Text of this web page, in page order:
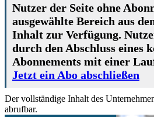
Nutzer der Seite ohne
ausgewählte Bereich aus
Inhalt zur Verfügung.
durch den Abschluss eines
Abonnements mit einer
Jetzt ein Abo abschließen
Der vollständige Inhalt des
abrufbar.